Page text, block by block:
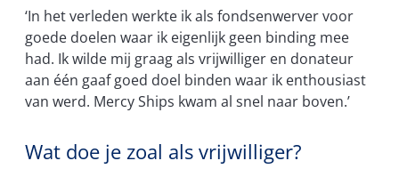
‘In het verleden werkte ik als fondsenwerver voor
goede doelen waar ik eigenlijk geen binding mee
had. Ik wilde mij graag als vrijwilliger en donateur
aan één gaaf goed doel binden waar ik enthousiast
van werd. Mercy Ships kwam al snel naar boven.’
Wat doe je zoal als vrijwilliger?